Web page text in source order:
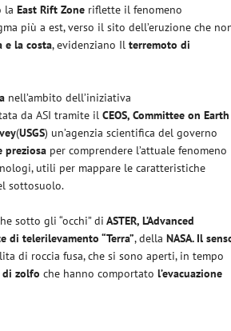
laEast Rift Zone riflette il fenomeno
più a est, verso il sito dell’eruzione che
e la costa, evidenziano Ilterremoto di
nell’ambito dell’iniziativa
da ASI tramite ilCEOS, Committee on Earth
(USGS) un’agenzia scientifica del governo
preziosa per comprendere l’attuale fenomeno
utili per mappare le caratteristiche
sottosuolo.
sotto gli “occhi” di ASTER, L’Advanced
di telerilevamento “Terra”, dellaNASA. Il
di roccia fusa, che si sono aperti, in tempo
di zolfo che hanno comportatol’evacuazione